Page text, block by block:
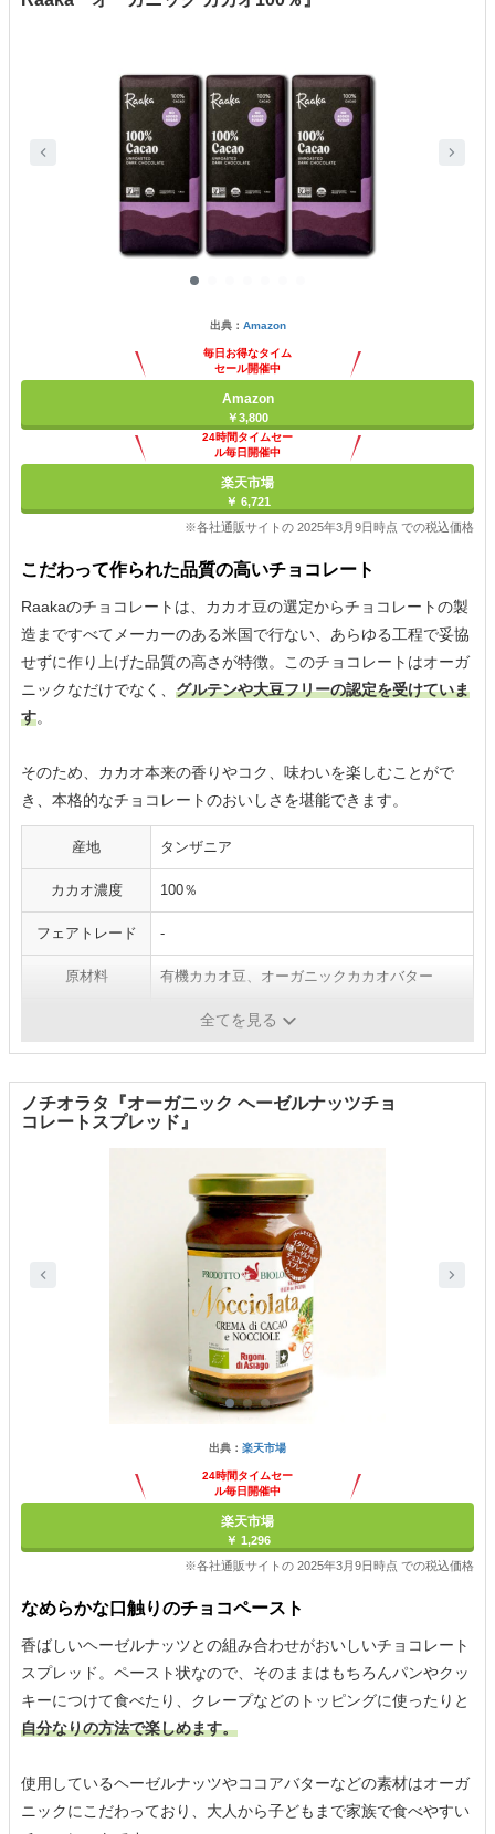
出典： Amazon
毎日お得なタイム
セール開催中
Amazon
￥3,800
24時間タイムセー
ル毎日開催中
楽天市場
￥ 6,721
※各社通販サイトの 2025年3月9日時点 での税込価格
こだわって作られた品質の高いチョコレート
Raakaのチョコレートは、カカオ豆の選定からチョコレートの製
造まですべてメーカーのある米国で行ない、あらゆる工程で妥協
せずに作り上げた品質の高さが特徴。このチョコレートはオーガ
ニックなだけでなく、 グルテンや大豆フリーの認定を受けていま
す。
そのため、カカオ本来の香りやコク、味わいを楽しむことがで
き、本格的なチョコレートのおいしさを堪能できます。
産地 タンザニア
カカオ濃度 100％
フェアトレード -
原材料 有機カカオ豆、オーガニックカカオバター
不使用全てを見る
ノチオラタ『オーガニック ヘーゼルナッツチョ
コレートスプレッド』
出典： 楽天市場
24時間タイムセー
ル毎日開催中
楽天市場
￥ 1,296
※各社通販サイトの 2025年3月9日時点 での税込価格
なめらかな口触りのチョコペースト
香ばしいヘーゼルナッツとの組み合わせがおいしいチョコレート
スプレッド。ペースト状なので、そのままはもちろんパンやクッ
キーにつけて食べたり、クレープなどのトッピングに使ったりと
自分なりの方法で楽しめます。
使用しているヘーゼルナッツやココアバターなどの素材はオーガ
ニックにこだわっており、大人から子どもまで家族で食べやすい